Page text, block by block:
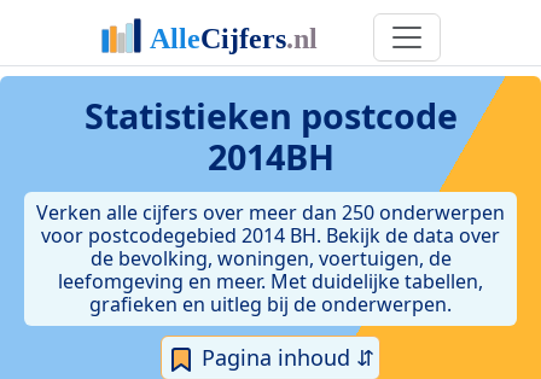
Statistieken postcode
2014BH
Verken alle cijfers over meer dan 250 onderwerpen
voor postcodegebied 2014 BH. Bekijk de data over
de bevolking, woningen, voertuigen, de
leefomgeving en meer. Met duidelijke tabellen,
grafieken en uitleg bij de onderwerpen.
Pagina inhoud ⇵